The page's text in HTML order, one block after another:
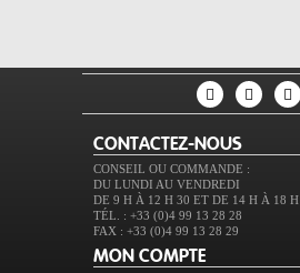
CONTACTEZ-NOUS
CONSEIL OU COMMANDE :
DU LUNDI AU VENDREDI
DE 9 H À 12 H 30 ET DE 14 H À 18 H
TÉL. : +33 (0)4 99 13 28 28
FAX : +33 (0)4 99 13 28 29
MON COMPTE